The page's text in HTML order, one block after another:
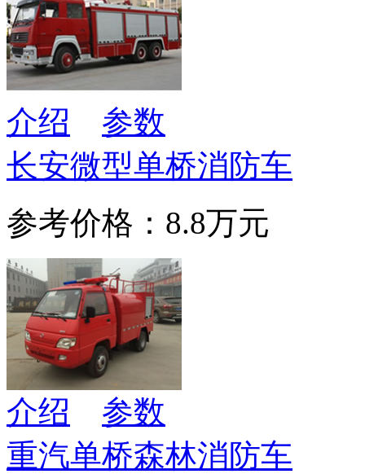
介绍
参数
长安微型单桥消防车
参考价格：8.8万元
介绍
参数
重汽单桥森林消防车